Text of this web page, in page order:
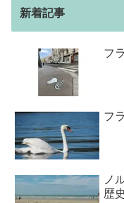
新着記事
フ
フ
ノ
歴